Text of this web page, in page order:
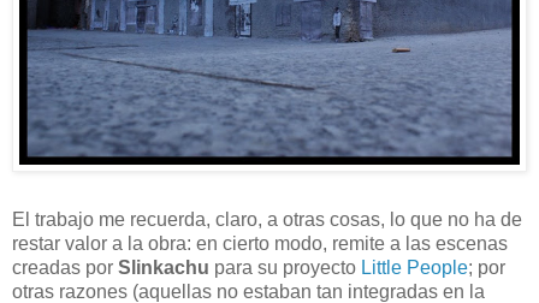
El trabajo me recuerda, claro, a otras cosas, lo que no ha de
restar valor a la obra: en cierto modo, remite a las escenas
creadas por Slinkachu para su proyecto Little People; por
otras razones (aquellas no estaban tan integradas en la